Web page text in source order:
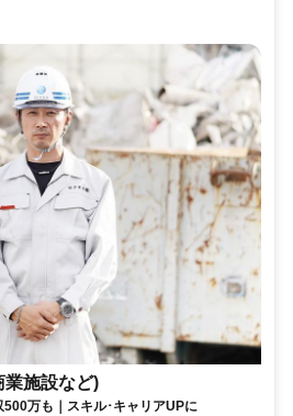
業施設など)
万も｜スキル･キャリアUPに